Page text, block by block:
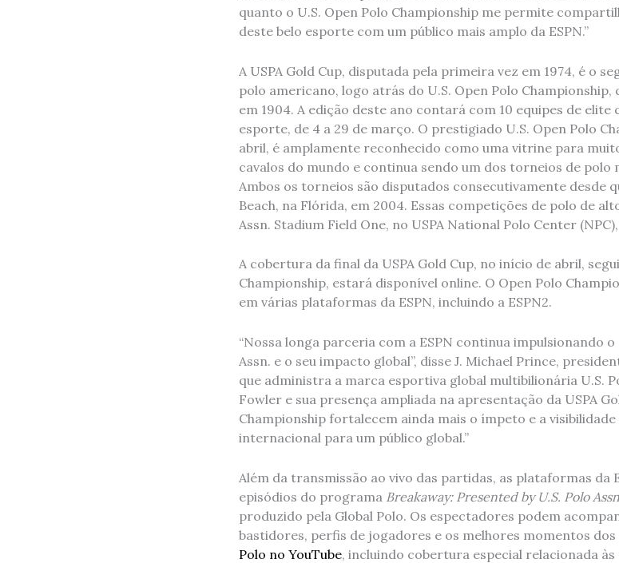
quanto o U.S. Open Polo Championship me permite
deste belo esporte com um público mais amplo da ESPN.”
A USPA Gold Cup, disputada pela primeira vez em 1974, é o
polo americano, logo atrás do U.S. Open Polo
em 1904. A edição deste ano contará com 10 equipes de
esporte, de 4 a 29 de março. O prestigiado U.S. Open Polo
abril, é amplamente reconhecido como uma vitrine para
cavalos do mundo e continua sendo um dos torneios de polo
Ambos os torneios são disputados consecutivamente desde
Beach, na Flórida, em 2004. Essas competições de polo de
Assn. Stadium Field One, no USPA National Polo Center
A cobertura da final da USPA Gold Cup, no início de abril,
Championship, estará disponível online. O Open Polo
em várias plataformas da ESPN, incluindo a ESPN2.
“Nossa longa parceria com a ESPN continua impulsionando
Assn. e o seu impacto global”, disse J. Michael Prince,
que administra a marca esportiva global multibilionária U.S.
Fowler e sua presença ampliada na apresentação da USPA
Championship fortalecem ainda mais o ímpeto e a
internacional para um público global.”
Além da transmissão ao vivo das partidas, as plataformas da
episódios do programa Breakaway: Presented by U.S. Polo Assn
produzido pela Global Polo. Os espectadores podem
bastidores, perfis de jogadores e os melhores momentos
Polo no YouTube, incluindo cobertura especial relacionada às